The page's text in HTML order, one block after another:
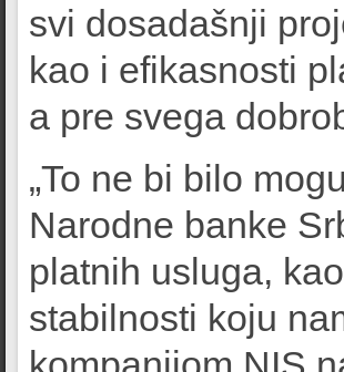
svi dosadašnji
kao i efikasnosti
a pre svega
„To ne bi bilo
Narodne banke
platnih usluga,
stabilnosti koju